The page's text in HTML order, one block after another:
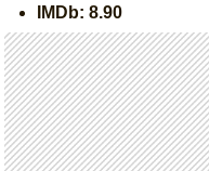
IMDb: 8.90